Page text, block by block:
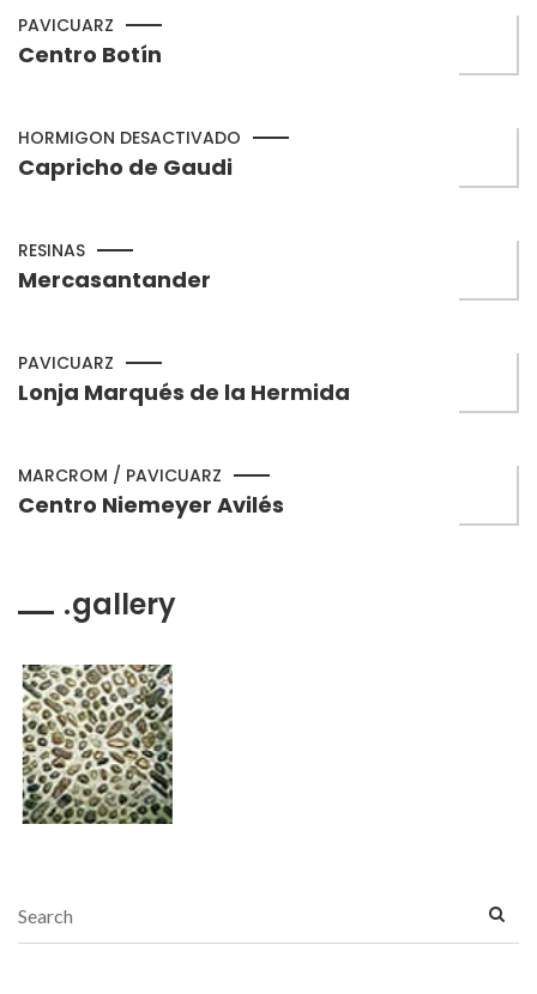
PAVICUARZ
Centro Botín
HORMIGON DESACTIVADO
Capricho de Gaudi
RESINAS
Mercasantander
PAVICUARZ
Lonja Marqués de la Hermida
MARCROM / PAVICUARZ
Centro Niemeyer Avilés
gallery